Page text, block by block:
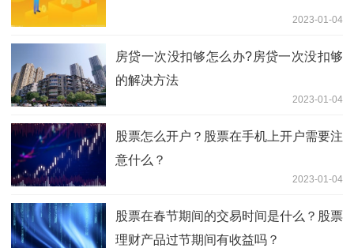
2023-01-04
房贷一次没扣够怎么办?房贷一次没扣够
的解决方法
2023-01-04
股票怎么开户？股票在手机上开户需要注
意什么？
2023-01-04
股票在春节期间的交易时间是什么？股票
理财产品过节期间有收益吗？